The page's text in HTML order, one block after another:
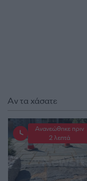
Αν τα χάσατε
Ανανεώθηκε πριν
2 λεπτά